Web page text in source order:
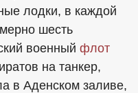
лодки, в каждой
шесть
военный флот
на танкер,
в Аденском заливе,